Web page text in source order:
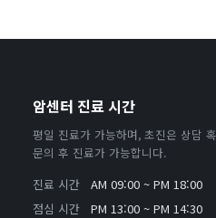
암센터 진료 시간
평일 진료가 가능하며, 초진은 상담
문의 후 진료가 가능합니다.
진료 시간
AM 09:00 ~ PM 18:00
점심 시간
PM 13:00 ~ PM 14:30